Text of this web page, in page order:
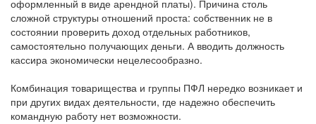
оформленный в виде арендной платы). Причина столь
сложной структуры отношений проста: собственник не в
состоянии проверить доход отдельных работников,
самостоятельно получающих деньги. А вводить должность
кассира экономически нецелесообразно.
Комбинация товарищества и группы ПФЛ нередко возникает и
при других видах деятельности, где надежно обеспечить
командную работу нет возможности.